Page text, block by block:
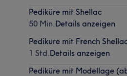
Pediküre mit Shellac
50 Min.Details anzeigen
Pediküre mit French
1 Std.Details anzeigen
Pediküre mit Modellage